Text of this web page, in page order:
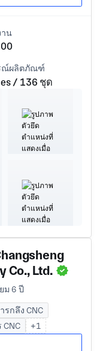
น
ณ์ผลิตภัณฑ์
/ 136 ชุด
Co., Ltd.
ม 6 ปี
รกลึง CNC
CNC +1